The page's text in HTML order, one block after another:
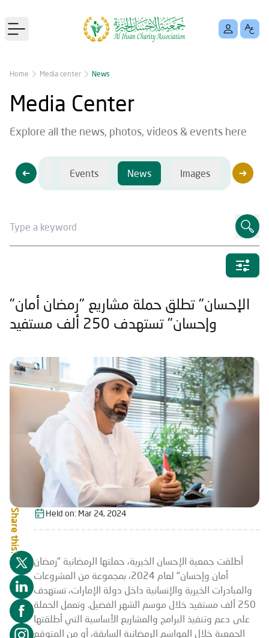
Open main menu
Home Media center News
Media Center
Explore all the news, photos, videos & events here
Videos Events News Images Videos
"الإحسان" تطلق حملة مشاريع "رمضان أمان
وإحسان" تستهدف 250 ألف مستفيد
Share this: Held on: Mar 24, 2024
أطلقت جمعية الإحسان الخيرية، حملتها الرمضانية "رمضان
أمان وإحسان" لعام 2024، بمجموعة من المشروعات
والمبادرات الخيرية والإنسانية داخل دولة الإمارات، تستهدف
250 ألف مستفيد خلال موسم الشهر الفضيل. وتعمل الحملة
على دعم وتنفيذ البرامج والمشاريع الأساسية التي أطلقتها
الجمعية خلال المواسم الرمضانية السابقة، أو من المتوقع